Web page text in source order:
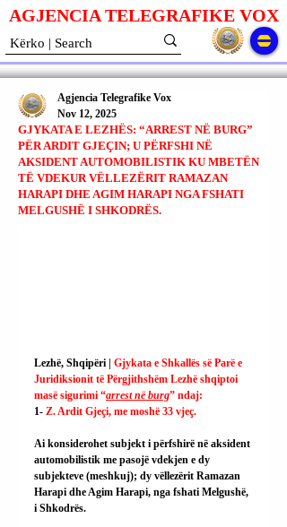
AGJENCIA TELEGRAFIKE VOX
GJYKATA E LEZHËS: “ARREST NË BURG”
PËR ARDIT GJEÇIN; U PËRFSHI NË
AKSIDENT AUTOMOBILISTIK KU MBETËN
TË VDEKUR VËLLEZËRIT RAMAZAN
HARAPI DHE AGIM HARAPI NGA FSHATI
MELGUSHË I SHKODRËS.
Agjencia Telegrafike Vox
Nov 12, 2025
Lezhë, Shqipëri | Gjykata e Shkallës së Parë e
Juridiksionit të Përgjithshëm Lezhë shqiptoi
masë sigurimi “arrest në burg” ndaj:
1- Z. Ardit Gjeçi, me moshë 33 vjeç.
Ai konsiderohet subjekt i përfshirë në aksident
automobilistik me pasojë vdekjen e dy
subjekteve (meshkuj); dy vëllezërit Ramazan
Harapi dhe Agim Harapi, nga fshati Melgushë,
i Shkodrës.